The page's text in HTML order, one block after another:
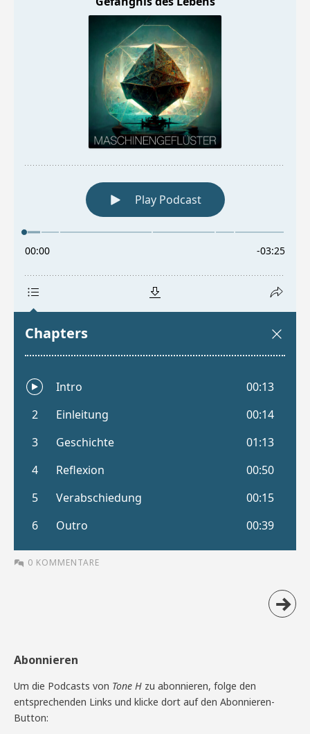
0 KOMMENTARE
Abonnieren
Um die Podcasts von Tone H zu abonnieren, folge den
entsprechenden Links und klicke dort auf den Abonnieren-
Button: